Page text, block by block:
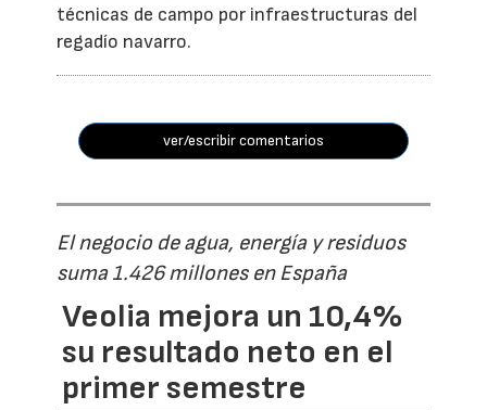
técnicas de campo por infraestructuras del
regadío navarro.
ver/escribir comentarios
El negocio de agua, energía y residuos
suma 1.426 millones en España
Veolia mejora un 10,4%
su resultado neto en el
primer semestre